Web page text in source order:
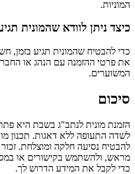
המוניות.
כיצד ניתן לוודא שהמונית
כדי להבטיח שהמונית תגיע בזמן,
את פרטי ההזמנה עם הנהג או
המשוערים.
סיכום
הזמנת מונית לנתב"ג בשבת היא
לשדה התעופה ללא דאגות. תכנון
להבטיח נסיעה חלקה ומוצלחת.
כדי לקבל את המידע הדרוש לך.